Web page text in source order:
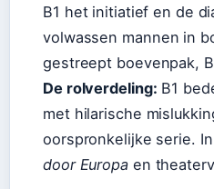
B1 het initiatief en de
volwassen mannen in
gestreept boevenpak,
De rolverdeling: B1
met hilarische
oorspronkelijke serie.
door Europaen